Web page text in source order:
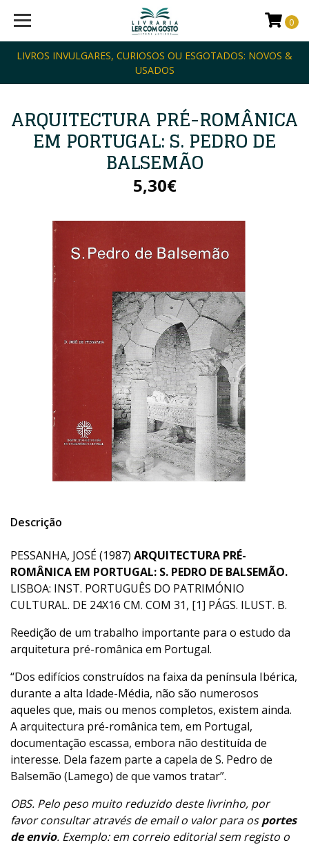
LIVROS INVULGARES, CURIOSOS OU ESGOTADOS: NOVOS &
USADOS
0
ARQUITECTURA PRÉ-ROMÂNICA
EM PORTUGAL: S. PEDRO DE
BALSEMÃO
5,30€
Descrição
PESSANHA, JOSÉ (1987) ARQUITECTURA PRÉ-
ROMÂNICA EM PORTUGAL: S. PEDRO DE BALSEMÃO.
LISBOA: INST. PORTUGUÊS DO PATRIMÓNIO
CULTURAL. DE 24X16 CM. COM 31, [1] PÁGS. ILUST. B.
Reedição de um trabalho importante para o estudo da
arquitetura pré-românica em Portugal.
“Dos edifícios construídos na faixa da península Ibérica,
durante a alta Idade-Média, não são numerosos
aqueles que, mais ou menos completos, existem ainda.
A arquitectura pré-românica tem, em Portugal,
documentação escassa, embora não destituída de
interesse. Dela fazem parte a capela de S. Pedro de
Balsemão (Lamego) de que vamos tratar”.
OBS. Pelo peso muito reduzido deste livrinho, por
favor consultar através de email o valor para osportes
de envio. Exemplo: em correio editorial sem registo o